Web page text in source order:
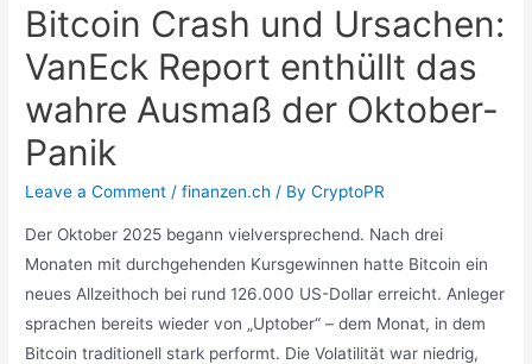
Bitcoin Crash und Ursachen:
VanEck Report enthüllt das
wahre Ausmaß der Oktober-
Panik
Leave a Comment /finanzen.ch / ByCryptoPR
Der Oktober 2025 begann vielversprechend. Nach drei
Monaten mit durchgehenden Kursgewinnen hatte Bitcoin ein
neues Allzeithoch bei rund 126.000 US-Dollar erreicht. Anleger
sprachen bereits wieder von „Uptober“ – dem Monat, in dem
Bitcoin traditionell stark performt. Die Volatilität war niedrig,